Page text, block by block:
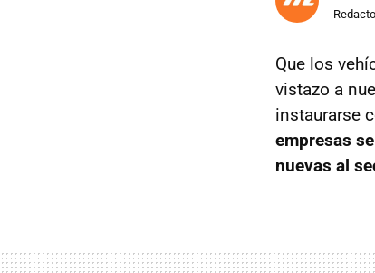
Que los
vistazo a
instaurarse
empresas
nuevas al